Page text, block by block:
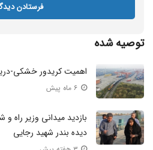
توصیه شده
اهمیت کریدور خشکی-
بازدید میدانی وزیر
دیده بندر شهید رجایی